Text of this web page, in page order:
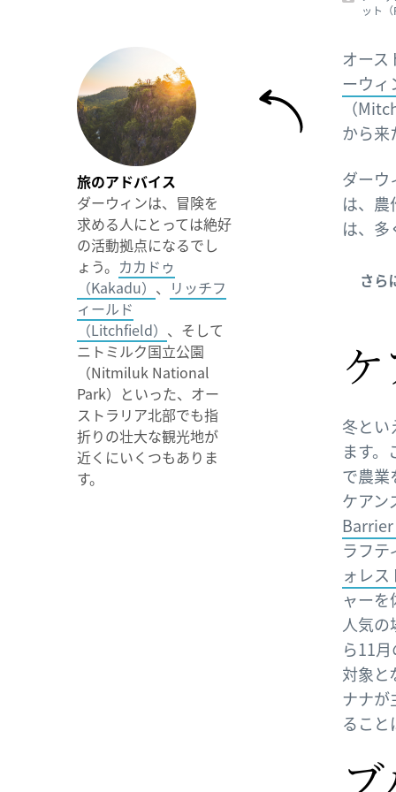
ット
旅のアドバイス
ダーウィンは、冒険を
求める人にとっては絶好
の活動拠点になるでし
ょう。 カカドゥ
（Kakadu） 、 リッチフ
ィールド
（Litchfield） 、そして
ニトミルク国立公園
（Nitmiluk National
Park）といった、オー
ストラリア北部でも指
折りの壮大な観光地が
近くにいくつもありま
す。
オース
ーウ
（
から来
ダー
は、
は、
さら
冬とい
ます。
で農業
ケアン
ラフテ
ォレ
ャー
人気の
ら11
対象と
ナナが
ること